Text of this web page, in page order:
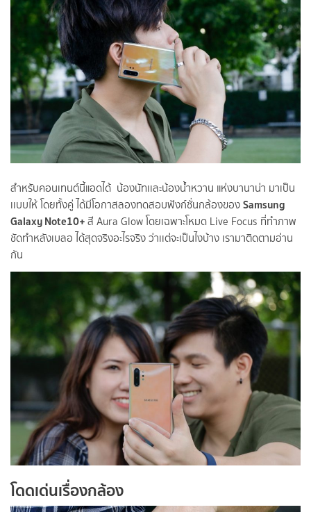
สำหรับคอนเทนต์นี้แอดได้ น้องนัทเเละน้องน้ำหวาน แห่งบานาน่า มาเป็น
เเบบให้ โดยทั้งคู่ ได้มีโอกาสลองทดสอบฟังก์ชั่นกล้องของSamsung
Galaxy Note10+สี Aura Glow โดยเฉพาะโหมด Live Focus ที่ทำภาพ
ชัดทำหลังเบลอ ได้สุดจริงอะไรจริง ว่าเเต่จะเป็นไงบ้าง เรามาติดตามอ่าน
กัน
โดดเด่นเรื่องกล้อง